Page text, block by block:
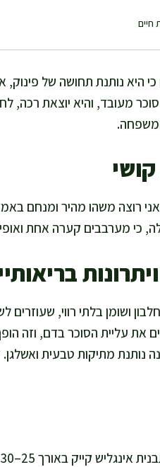
חיים
היא נותנת תחושה של פינוק,
מעובד, והיא יוצאת רכה,
ושומן בלתי רווי, שעוזרים
את עליית הסוכר בדם, וזה
נותנת מתיקות טבעית